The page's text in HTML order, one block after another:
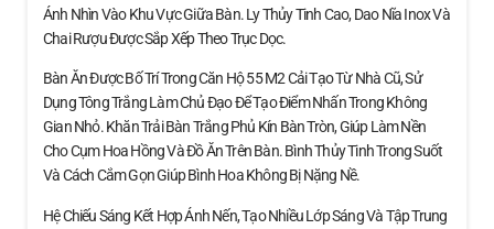
Ánh Nhìn Vào Khu Vực Giữa Bàn. Ly Thủy Tinh Cao, Dao Nĩa Inox Và
Chai Rượu Được Sắp Xếp Theo Trục Dọc.
Bàn Ăn Được Bố Trí Trong Căn Hộ 55 M2 Cải Tạo Từ Nhà Cũ, Sử
Dụng Tông Trắng Làm Chủ Đạo Để Tạo Điểm Nhấn Trong Không
Gian Nhỏ. Khăn Trải Bàn Trắng Phủ Kín Bàn Tròn, Giúp Làm Nền
Cho Cụm Hoa Hồng Và Đồ Ăn Trên Bàn. Bình Thủy Tinh Trong Suốt
Và Cách Cắm Gọn Giúp Bình Hoa Không Bị Nặng Nề.
Hệ Chiếu Sáng Kết Hợp Ánh Nến, Tạo Nhiều Lớp Sáng Và Tập Trung